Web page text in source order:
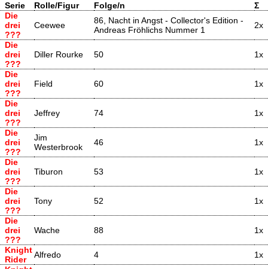
Serie Rolle/Figur Folge/n
Σ
Die
drei
???
Ceewee
86, Nacht in Angst - Collector's Edition -
Andreas Fröhlichs Nummer 1
2x
Die
drei
???
Diller Rourke 50 1x
Die
drei
???
Field 60 1x
Die
drei
???
Jeffrey 74 1x
Die
drei
???
Jim
Westerbrook
46 1x
Die
drei
???
Tiburon 53 1x
Die
drei
???
Tony 52 1x
Die
drei
???
Wache 88 1x
Knight
Rider
Alfredo 4
1x